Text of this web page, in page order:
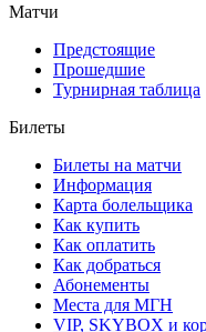
Матчи
Предстоящие
Прошедшие
Турнирная таблица
Билеты
Билеты на матчи
Информация
Карта болельщика
Как купить
Как оплатить
Как добраться
Абонементы
Места для МГН
VIP, SKYBOX и